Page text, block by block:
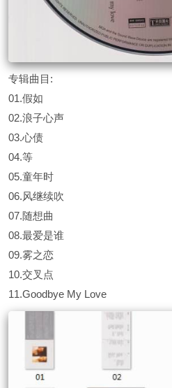
专辑曲目:
01.假如
02.浪子心声
03.心债
04.等
05.童年时
06.风继续吹
07.随想曲
08.最爱是谁
09.雾之恋
10.交叉点
11.Goodbye My Love